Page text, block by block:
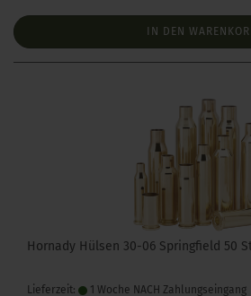
IN DEN
Hornady Hülsen 30-06 Springfield 50
Lieferzeit: 1 Woche NACH Zahlungseingang